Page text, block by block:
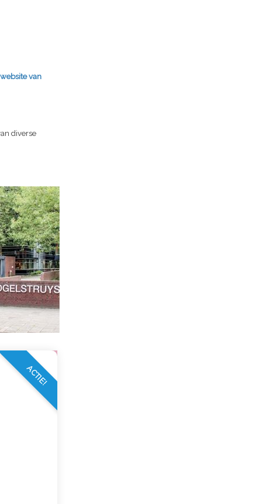
van
diverse
ACTIE!